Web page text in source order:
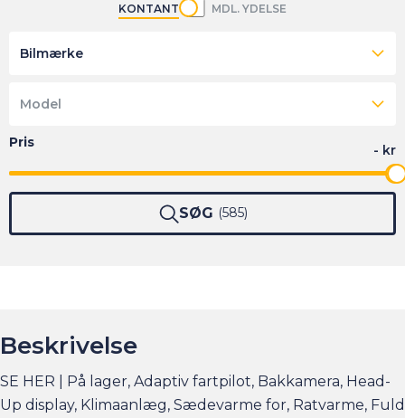
KONTANT MDL. YDELSE
Bilmærke
Model
SØG 585
Beskrivelse
SE HER | På lager, Adaptiv fartpilot, Bakkamera, Head-
Up display, Klimaanlæg, Sædevarme for, Ratvarme, Fuld